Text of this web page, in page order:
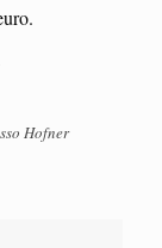
Hofner